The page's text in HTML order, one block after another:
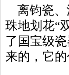
离钧瓷、
珠地划花“
了国宝级
来的，它的